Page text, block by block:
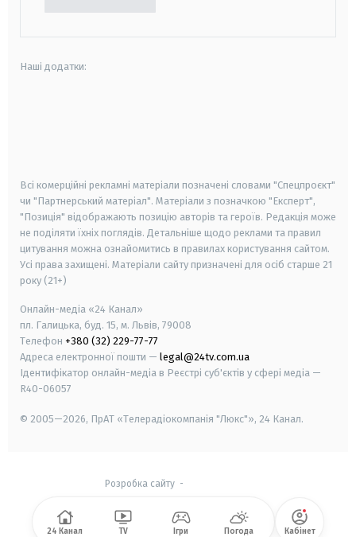
Наші додатки:
Всі комерційні рекламні матеріали позначені словами "Спецпроєкт"
чи "Партнерський матеріал". Матеріали з позначкою "Експерт",
"Позиція" відображають позицію авторів та героїв. Редакція може
не поділяти їхніх поглядів. Детальніше щодо реклами та правил
цитування можна ознайомитись в правилах користування сайтом.
Усі права захищені. Матеріали сайту призначені для осіб старше 21
року (21+)
Онлайн-медіа «24 Канал»
пл. Галицька, буд. 15, м. Львів, 79008
Телефон +380 (32) 229-77-77
Адреса електронної пошти — legal@24tv.com.ua
Ідентифікатор онлайн-медіа в Реєстрі суб'єктів у сфері медіа —
R40-06057
© 2005—2026, ПрАТ «Телерадіокомпанія "Люкс"», 24 Канал.
Розробка сайту-
24 Канал TV Ігри Погода Кабінет